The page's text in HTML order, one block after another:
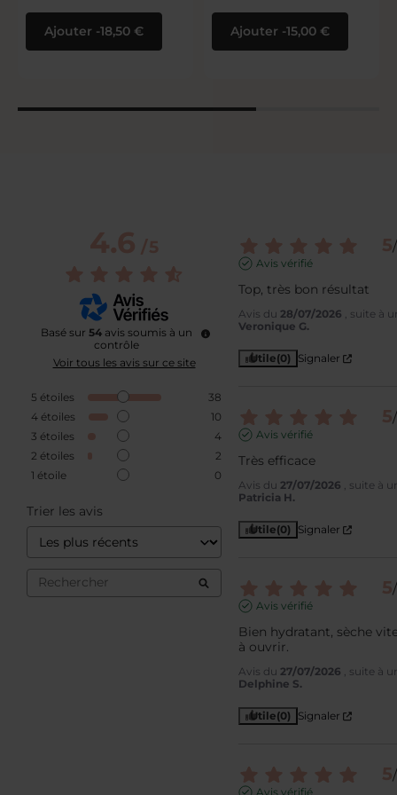
Ajouter 18,50 € Ajouter 15,00 €
4.6/5
Basé sur 54 avis soumis à un
contrôle
Voir tous les avis sur ce site
5 étoiles
38
4 étoiles
10
3 étoiles
4
2 étoiles
2
1 étoile 0
Trier les avis
5/
Avis vérifié
Top, très bon résultat
Avis du 28/07/2026 , suite à
Veronique G.
Utile(0) Signaler
5/
Avis vérifié
Très efficace
Avis du 27/07/2026 , suite à
Patricia H.
Utile(0) Signaler
5/
Avis vérifié
Bien hydratant, sèche
à ouvrir.
Avis du 27/07/2026 , suite à
Delphine S.
Utile(0) Signaler
5/
Avis vérifié